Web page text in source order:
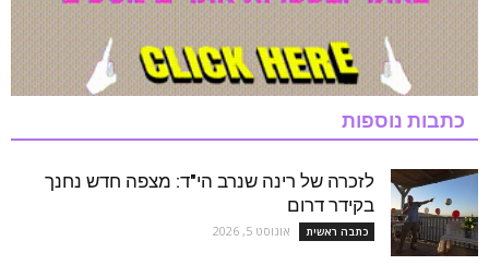
כתבות נוספות
לזכרה של רינה שנרב הי"ד: מצפה חדש נחנך
בקידר דרום
כתבה ראשית אוגוסט 5, 2026